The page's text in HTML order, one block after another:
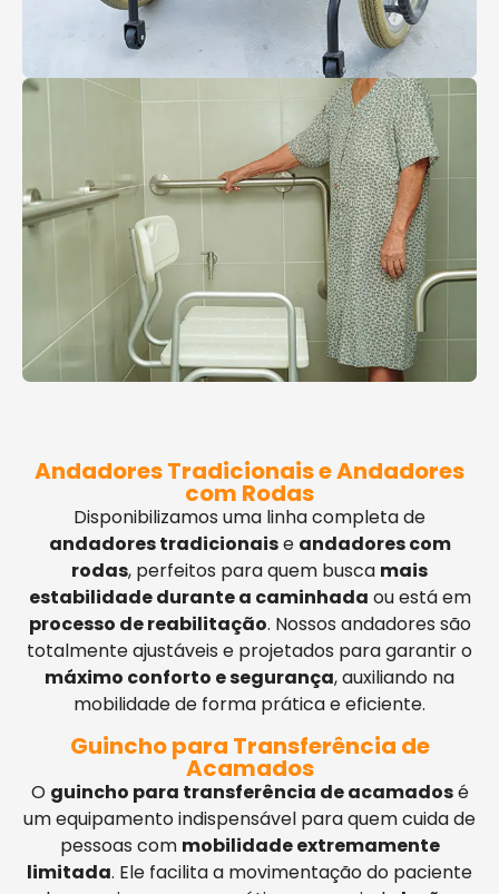
Andadores Tradicionais e Andadores
com Rodas
Disponibilizamos uma linha completa de
andadores tradicionaise andadores com
rodas, perfeitos para quem busca mais
estabilidade durante a caminhada ou está em
processo de reabilitação. Nossos andadores são
totalmente ajustáveis e projetados para garantir o
máximo conforto e segurança, auxiliando na
mobilidade de forma prática e eficiente.
Guincho para Transferência de
Acamados
O guincho para transferência de acamadosé
um equipamento indispensável para quem cuida de
pessoas com mobilidade extremamente
limitada. Ele facilita a movimentação do paciente